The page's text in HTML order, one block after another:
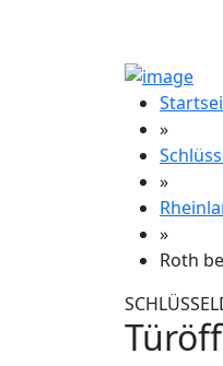
»
»
»
Roth